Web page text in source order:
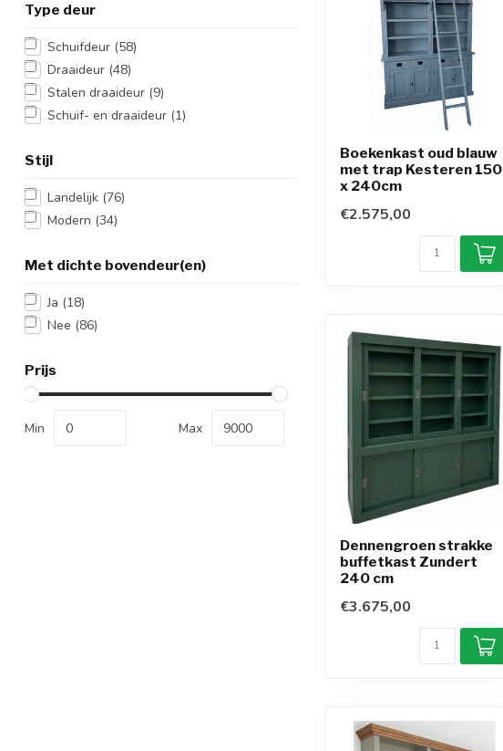
Type deur
Schuifdeur (58)
Draaideur (48)
Stalen draaideur (9)
Schuif- en draaideur (1)
Stijl
Landelijk (76)
Modern (34)
Met dichte bovendeur(en)
Ja (18)
Nee (86)
Prijs
Min Max
Boekenkast oud blauw
met trap Kesteren 150
x 240cm
€2.575,00
Dennengroen strakke
buffetkast Zundert
240 cm
€3.675,00